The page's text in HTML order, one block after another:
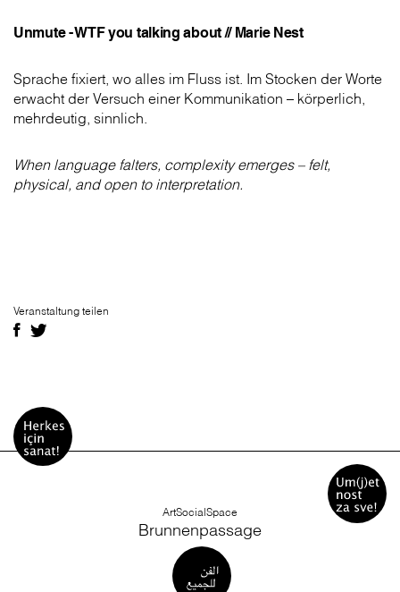
Unmute - WTF you talking about // Marie Nest
Sprache fixiert, wo alles im Fluss ist. Im Stocken der Worte
erwacht der Versuch einer Kommunikation – körperlich,
mehrdeutig, sinnlich.
When language falters, complexity emerges – felt,
physical, and open to interpretation.
Veranstaltung teilen
ArtSocialSpace
Brunnenpassage